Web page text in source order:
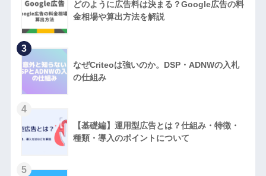
どのように広告料は決まる？Google広告の料
金相場や算出方法を解説
3
なぜCriteoは強いのか。DSP・ADNWの入札
の仕組み
4
【基礎編】運用型広告とは？仕組み・特徴・
種類・導入のポイントについて
5